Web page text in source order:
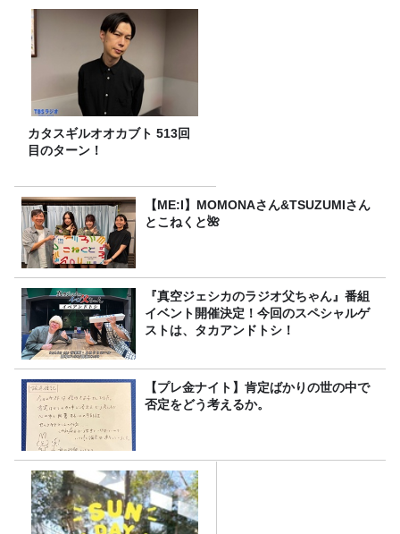
カタスギルオオカブト 513回
目のターン！
【ME:I】MOMONAさん&TSUZUMIさん
とこねくと🌺
『真空ジェシカのラジオ父ちゃん』番組
イベント開催決定！今回のスペシャルゲ
ストは、タカアンドトシ！
【プレ金ナイト】肯定ばかりの世の中で
否定をどう考えるか。